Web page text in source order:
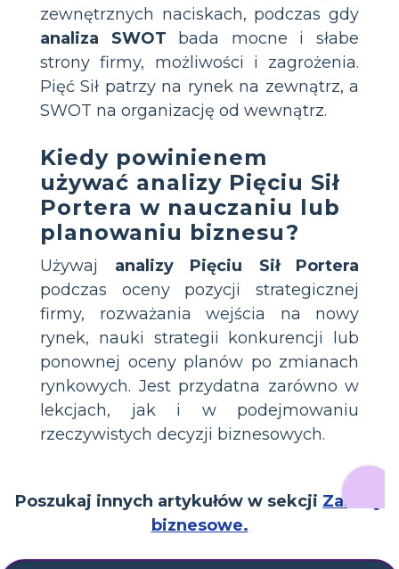
zewnętrznych naciskach, podczas gdy
analiza SWOT bada mocne i słabe
strony firmy, możliwości i zagrożenia.
Pięć Sił patrzy na rynek na zewnątrz, a
SWOT na organizację od wewnątrz.
Kiedy powinienem
używać analizy Pięciu Sił
Portera w nauczaniu lub
planowaniu biznesu?
Używaj analizy Pięciu Sił Portera
podczas oceny pozycji strategicznej
firmy, rozważania wejścia na nowy
rynek, nauki strategii konkurencji lub
ponownej oceny planów po zmianach
rynkowych. Jest przydatna zarówno w
lekcjach, jak i w podejmowaniu
rzeczywistych decyzji biznesowych.
Poszukaj innych artykułów w sekcji Zasoby
biznesowe.